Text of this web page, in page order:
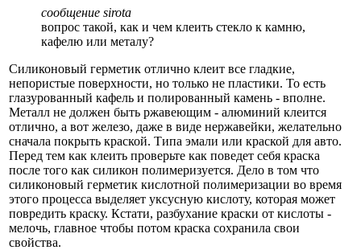
сообщение sirota
вопрос такой, как и чем клеить стекло к камню,
кафелю или металу?
Силиконовый герметик отлично клеит все гладкие,
непористые поверхности, но только не пластики. То есть
глазурованный кафель и полированный камень - вполне.
Металл не должен быть ржавеющим - алюминий клеится
отлично, а вот железо, даже в виде нержавейки, желательно
сначала покрыть краской. Типа эмали или краской для авто.
Перед тем как клеить проверьте как поведет себя краска
после того как силикон полимеризуется. Дело в том что
силиконовый герметик кислотной полимеризации во время
этого процесса выделяет уксусную кислоту, которая может
повредить краску. Кстати, разбухание краски от кислоты -
мелочь, главное чтобы потом краска сохранила свои
свойства.